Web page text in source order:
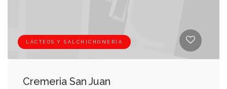
LÁCTEOS Y SALCHICHONERÍA
Cremeria San Juan